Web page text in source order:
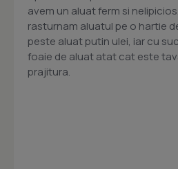
avem un aluat ferm si
rasturnam aluatul pe o hartie
peste aluat putin ulei, iar cu
foaie de aluat atat cat este
prajitura.